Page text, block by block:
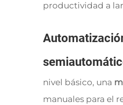
productividad a
nivel básico, una
manuales para el